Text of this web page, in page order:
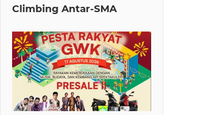
Climbing Antar-SMA